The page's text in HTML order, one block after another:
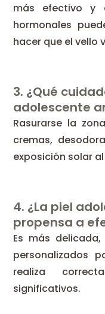
más efectivo y
hormonales
hacer que el vello
3. ¿Qué
adolescente
Rasurarse la
cremas,
exposición solar
4. ¿La piel
propensa a
Es más
personalizados
realiza
significativos.